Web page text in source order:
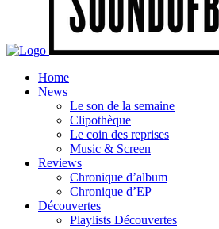
Home
News
Le son de la semaine
Clipothèque
Le coin des reprises
Music & Screen
Reviews
Chronique d’album
Chronique d’EP
Découvertes
Playlists Découvertes